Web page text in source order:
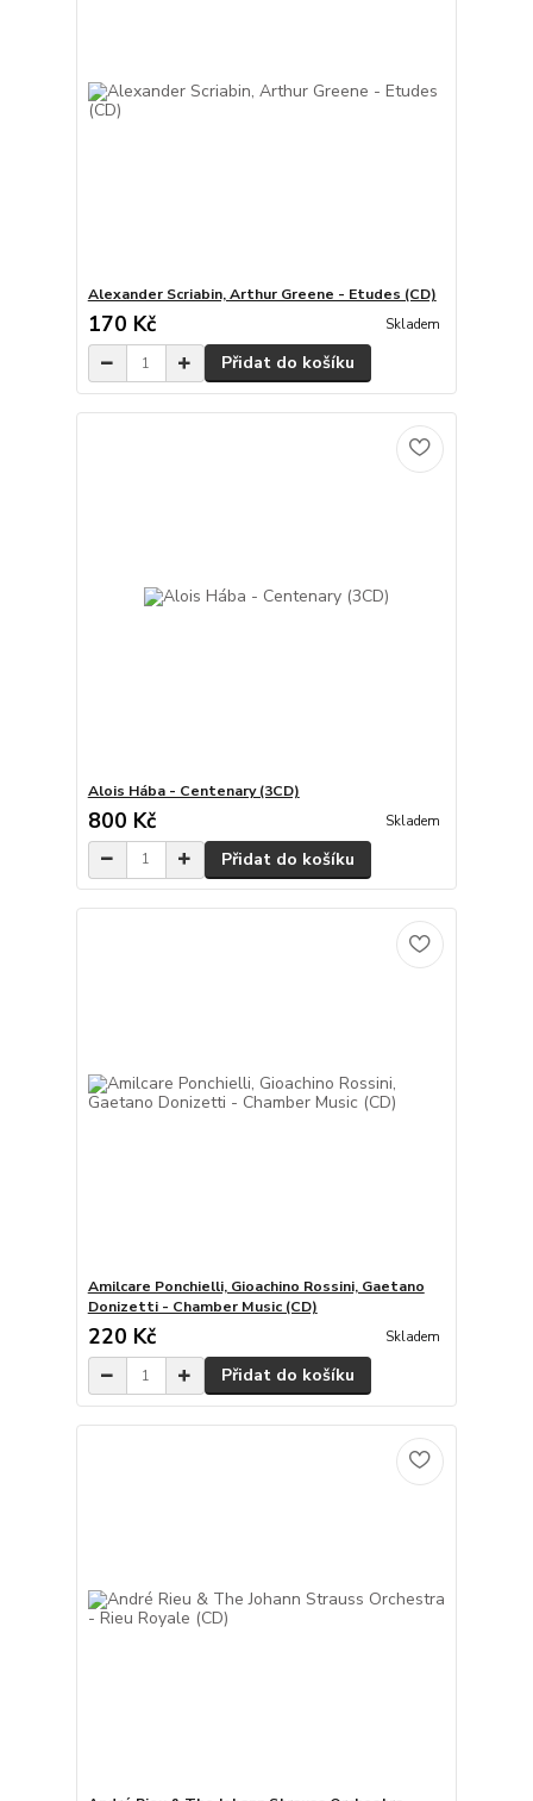
Alexander Scriabin, Arthur Greene - Etudes (CD)
170 Kč Skladem
Přidat do košíku
Alois Hába - Centenary (3CD)
800 Kč Skladem
Přidat do košíku
Amilcare Ponchielli, Gioachino Rossini, Gaetano
Donizetti - Chamber Music (CD)
220 Kč Skladem
Přidat do košíku